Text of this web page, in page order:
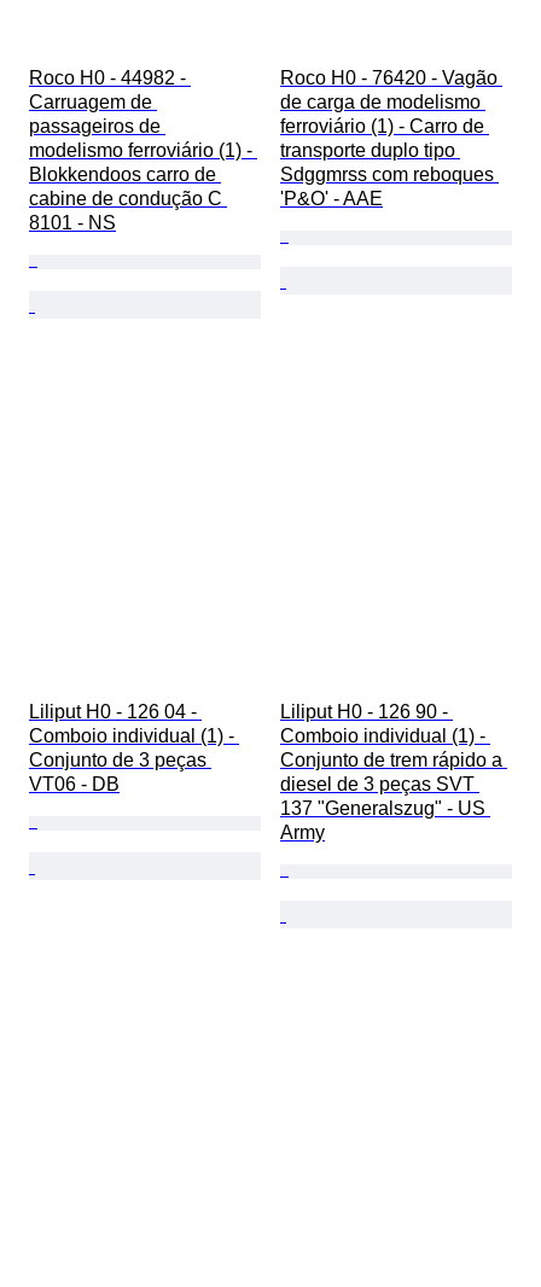
Roco H0 - 44982 -
Carruagem de
passageiros de
modelismo ferroviário (1) -
Blokkendoos carro de
cabine de condução C
8101 - NS
Roco H0 - 76420 - Vagão
de carga de modelismo
ferroviário (1) - Carro de
transporte duplo tipo
Sdggmrss com reboques
'P&O' - AAE
Liliput H0 - 126 04 -
Comboio individual (1) -
Conjunto de 3 peças
VT06 - DB
Liliput H0 - 126 90 -
Comboio individual (1) -
Conjunto de trem rápido a
diesel de 3 peças SVT
137 "Generalszug" - US
Army